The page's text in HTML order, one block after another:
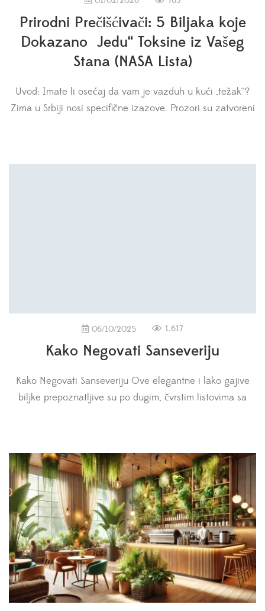
Prirodni Prečišćivači: 5 Biljaka koje
Dokazano „Jedu“ Toksine iz Vašeg
Stana (NASA Lista)
Uvod: Imate li osećaj da vam je vazduh u kući „težak“?
Zima u Srbiji nosi specifične izazove. Prozori su zatvoreni
06/10/2025 1.617
Kako Negovati Sanseveriju
Kako Negovati Sanseveriju Ove elegantne i lako gajive
biljke prepoznatljive su po dugim, čvrstim listovima sa
cvetanje. Sanseverije su jedne od najpopularnijih sobnih
biljaka jer su jednostavne za negu, mogu da podnesu i […]